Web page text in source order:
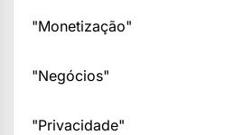
"Monetização"
"Negócios"
"Privacidade"